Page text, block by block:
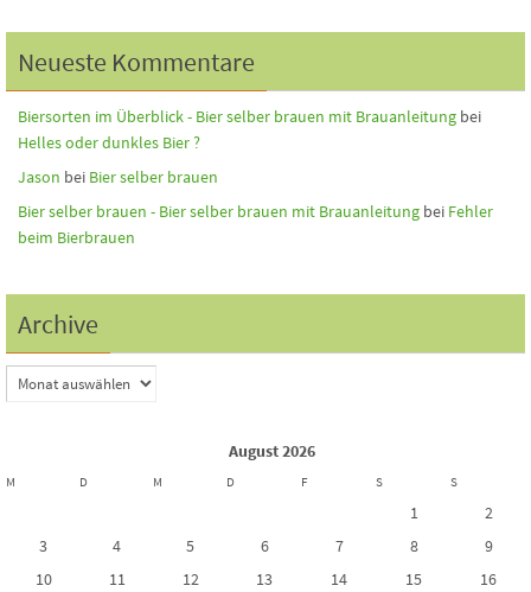
Neueste Kommentare
Biersorten im Überblick - Bier selber brauen mit Brauanleitung bei
Helles oder dunkles Bier ?
Jason bei Bier selber brauen
Bier selber brauen - Bier selber brauen mit Brauanleitung bei Fehler
beim Bierbrauen
Archive
August 2026
M D M D F S S
1
2
3
4 5 6 7 8
9
10
11 12 13 14 15 16